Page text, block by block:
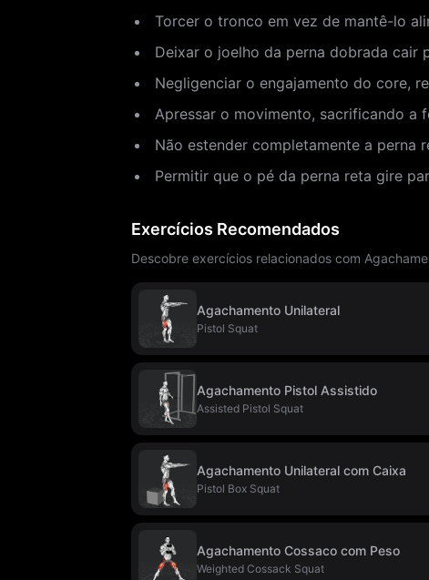
Torcer o tronco em vez de mantê-lo
Deixar o joelho da perna dobrada cair
Negligenciar o engajamento do core,
Apressar o movimento, sacrificando a
Não estender completamente a perna
Permitir que o pé da perna reta gire
Exercícios Recomendados
Descobre exercícios relacionados com
Agachamento Unilateral
Pistol Squat
Agachamento Pistol Assistido
Assisted Pistol Squat
Agachamento Unilateral com Caixa
Pistol Box Squat
Agachamento Cossaco com Peso
Weighted Cossack Squat